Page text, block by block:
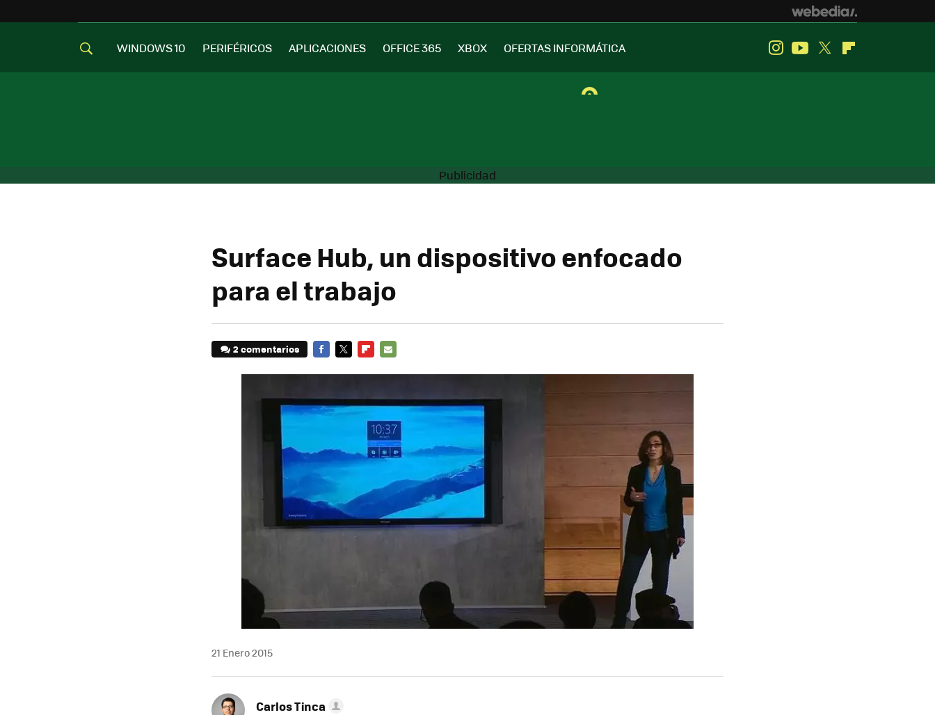
WINDOWS 10 PERIFÉRICOS APLICACIONES OFFICE 365 XBOX OFERTAS INFORMÁTICA InstagramYoutube
Twitter
Surface Hub, un dispositivo enfocado
para el trabajo
2 comentarios
21 Enero 2015
Carlos Tinca